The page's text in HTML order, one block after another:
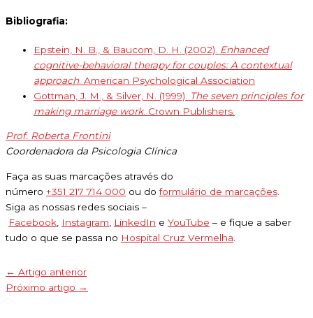
Bibliografia:
Epstein, N. B., & Baucom, D. H. (2002).
Enhanced
cognitive-behavioral therapy for couples: A contextual
approach . American Psychological Association
Gottman, J. M., & Silver, N. (1999).
The seven principles for
making marriage work. Crown Publishers.
Prof. Roberta Frontini
Coordenadora da Psicologia Clínica
Faça as suas marcações através do
número +351 217 714 000 ou doformulário de marcações
Siga as nossas redes sociais –
Facebook Instagram LinkedIn e YouTube – e fique a saber
tudo o que se passa no Hospital Cruz Vermelha
← Artigo anterior
Próximo artigo →